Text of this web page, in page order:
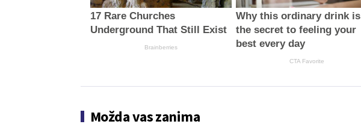
17 Rare Churches
Underground That Still Exist
Brainberries
Why this ordinary drink is
the secret to feeling your
best every day
CTA Favorite
Možda vas zanima